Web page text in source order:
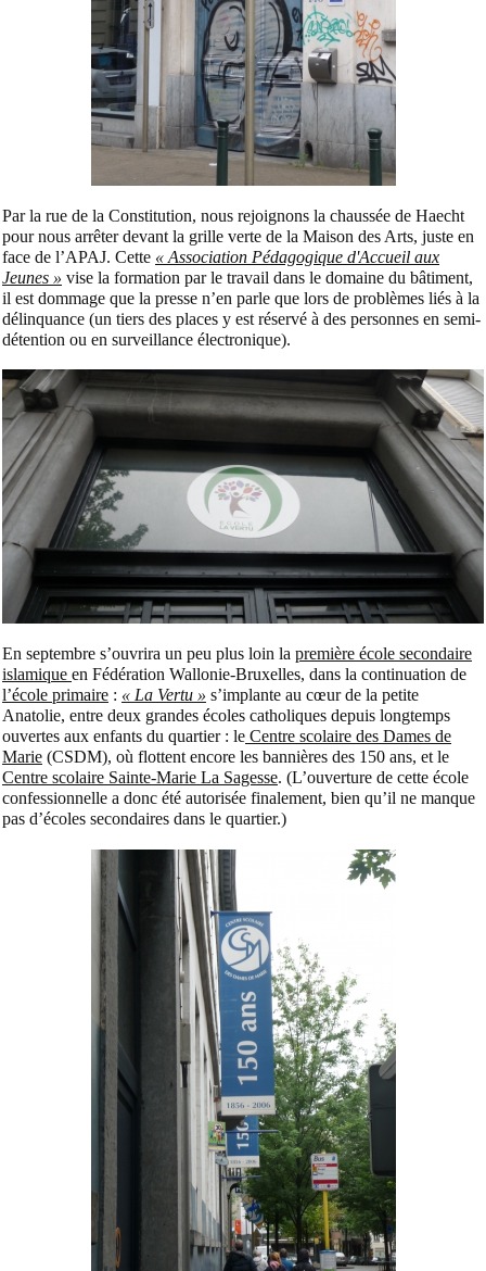
Par la rue de la Constitution, nous rejoignons la chaussée de Haecht
pour nous arrêter devant la grille verte de la Maison des Arts, juste en
face de l’APAJ. Cette « Association Pédagogique d'Accueil aux
Jeunes » vise la formation par le travail dans le domaine du bâtiment,
il est dommage que la presse n’en parle que lors de problèmes liés à la
délinquance (un tiers des places y est réservé à des personnes en semi-
détention ou en surveillance électronique).
En septembre s’ouvrira un peu plus loin la première école secondaire
islamique en Fédération Wallonie-Bruxelles, dans la continuation de
l’école primaire : « La Vertu » s’implante au cœur de la petite
Anatolie, entre deux grandes écoles catholiques depuis longtemps
ouvertes aux enfants du quartier : le Centre scolaire des Dames de
Marie (CSDM), où flottent encore les bannières des 150 ans, et le
Centre scolaire Sainte-Marie La Sagesse. (L’ouverture de cette école
confessionnelle a donc été autorisée finalement, bien qu’il ne manque
pas d’écoles secondaires dans le quartier.)